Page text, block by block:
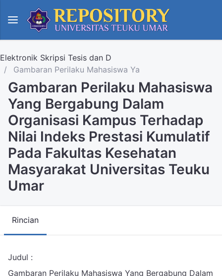
Elektronik Skripsi Tesis dan D
Gambaran Perilaku Mahasiswa Ya
Gambaran Perilaku Mahasiswa
Yang Bergabung Dalam
Organisasi Kampus Terhadap
Nilai Indeks Prestasi Kumulatif
Pada Fakultas Kesehatan
Masyarakat Universitas Teuku
Umar
Rincian
Judul :
Gambaran Perilaku Mahasiswa Yang Bergabung Dalam